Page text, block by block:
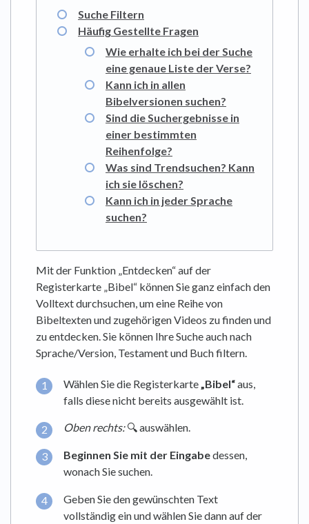
Suche Filtern
Häufig Gestellte Fragen
Wie erhalte ich bei der Suche
eine genaue Liste der Verse?
Kann ich in allen
Bibelversionen suchen?
Sind die Suchergebnisse in
einer bestimmten
Reihenfolge?
Was sind Trendsuchen? Kann
ich sie löschen?
Kann ich in jeder Sprache
suchen?
Mit der Funktion „Entdecken“ auf der
Registerkarte „Bibel“ können Sie ganz einfach den
Volltext durchsuchen, um eine Reihe von
Bibeltexten und zugehörigen Videos zu finden und
zu entdecken. Sie können Ihre Suche auch nach
Sprache/Version, Testament und Buch filtern.
Wählen Sie die Registerkarte„Bibel“aus,
falls diese nicht bereits ausgewählt ist.
Oben rechts:🔍 auswählen.
Beginnen Sie mit der Eingabedessen,
wonach Sie suchen.
Geben Sie den gewünschten Text
vollständig ein und wählen Sie dann auf der